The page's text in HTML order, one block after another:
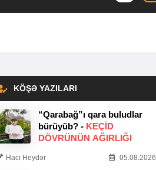
KÖŞƏ YAZILARI
“Qarabağ”ı qara buludlar
bürüyüb? - KEÇID
DÖVRÜNÜN AĞIRLIĞI
Hacı Heydər 05.08.2026